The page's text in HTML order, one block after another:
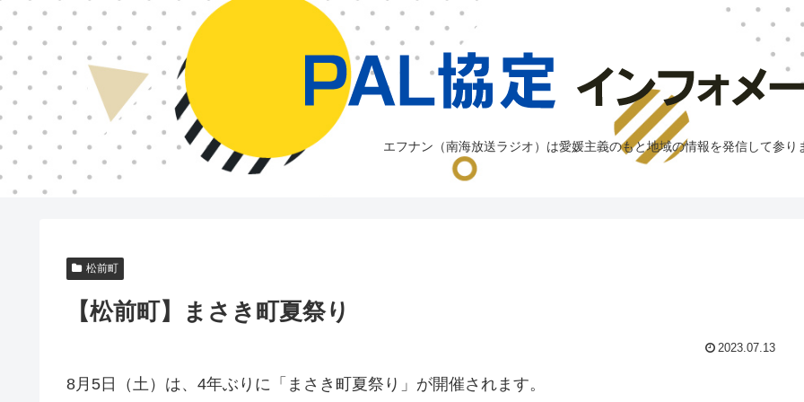
エフナン（南海放送ラジオ）は愛媛主義のもと地域の情報を発信して参り
松前町
【松前町】まさき町夏祭り
2023.07.13
8月5日（土）は、4年ぶりに「まさき町夏祭り」が開催されます。